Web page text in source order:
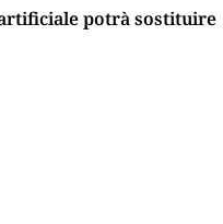
potrà sostituire